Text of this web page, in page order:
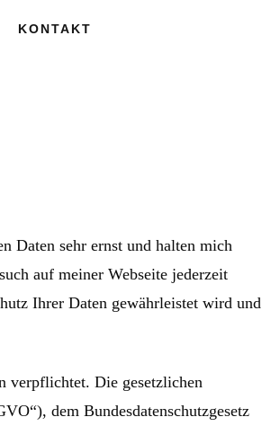
KONTAKT
Daten sehr ernst und halten mich
auf meiner Webseite jederzeit
Ihrer Daten gewährleistet wird und
verpflichtet. Die gesetzlichen
dem Bundesdatenschutzgesetz